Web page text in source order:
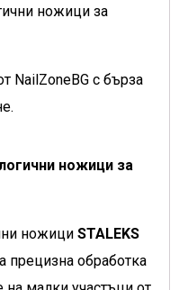
ножици за
NailZoneBG с бърза
ножици за
ножици STALEKS
прецизна обработка